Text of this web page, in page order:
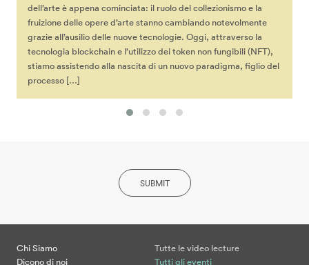
dell’arte è appena cominciata: il ruolo del collezionismo e la
fruizione delle opere d’arte stanno cambiando notevolmente
grazie all’ausilio delle nuove tecnologie. Oggi, attraverso la
tecnologia blockchain e l’utilizzo dei token non fungibili (NFT),
stiamo assistendo alla nascita di un nuovo paradigma, figlio del
processo […]
SUBMIT
Chi Siamo
Dicono di noi
Tutte le video lecture
Tutti gli eventi